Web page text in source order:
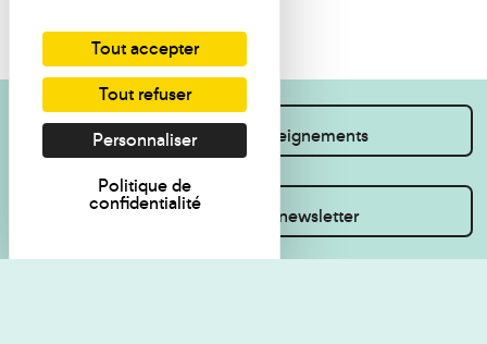
Je souhaite des renseignements
Inscrivez-vous à la newsletter
Tout accepter
Tout refuser
Personnaliser
Politique de
confidentialité